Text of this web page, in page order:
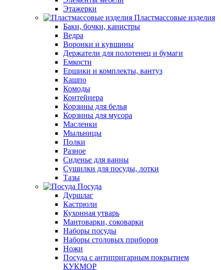
Этажерки
Пластмассовые изделия
Баки, бочки, канистры
Ведра
Воронки и кувшины
Держатели для полотенец и бумаги
Емкости
Ершики и комплекты, вантуз
Кашпо
Комоды
Контейнера
Корзины для белья
Корзины для мусора
Масленки
Мыльницы
Полки
Разное
Сиденье для ванны
Сушилки для посуды, лотки
Тазы
Посуда
Дуршлаг
Кастрюли
Кухонная утварь
Мантоварки, соковарки
Наборы посуды
Наборы столовых приборов
Ножи
Посуда с антипригарным покрытием
КУКМОР